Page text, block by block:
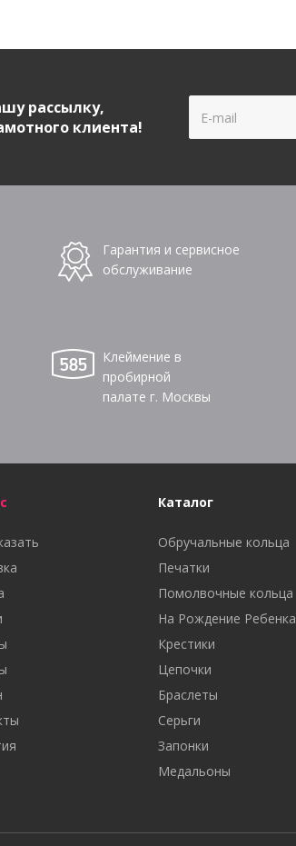
рассылку,
клиента!
Гарантия и сервисное
обслуживание
Клеймение в
пробирной
палате г. Москвы
Каталог
Обручальные кольца
Печатки
Помолвочные кольца
На Рождение Ребенка
Крестики
Цепочки
Браслеты
Серьги
Запонки
Медальоны